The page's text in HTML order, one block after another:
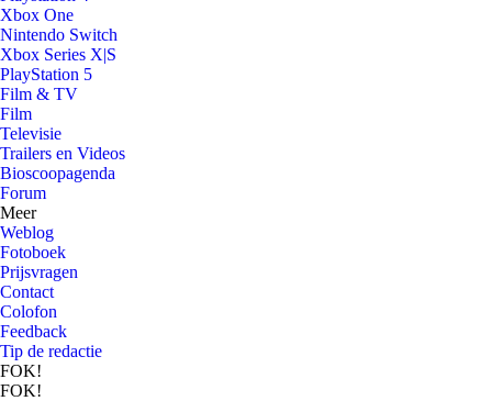
Xbox One
Nintendo Switch
Xbox Series X|S
PlayStation 5
Film & TV
Film
Televisie
Trailers en Videos
Bioscoopagenda
Forum
Meer
Weblog
Fotoboek
Prijsvragen
Contact
Colofon
Feedback
Tip de redactie
FOK!
FOK!